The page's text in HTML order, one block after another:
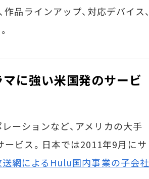
品ラインアップ、対応デバイス、
に強い米国発のサービ
ーションなど、アメリカの大手
ビス。日本では2011年9月にサ
送網によるHulu国内事業の子会社